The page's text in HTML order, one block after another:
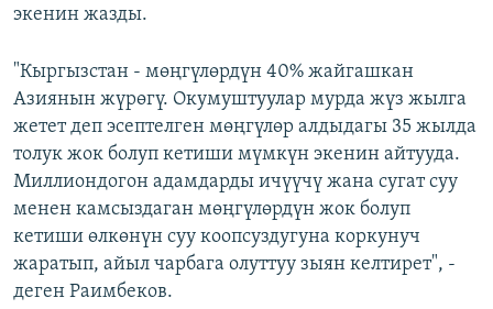
экенин жазды.
"Кыргызстан - мөңгүлөрдүн 40% жайгашкан
Азиянын жүрөгү. Окумуштуулар мурда жүз жылга
жетет деп эсептелген мөңгүлөр алдыдагы 35 жылда
толук жок болуп кетиши мүмкүн экенин айтууда.
Миллиондогон адамдарды ичүүчү жана сугат суу
менен камсыздаган мөңгүлөрдүн жок болуп
кетиши өлкөнүн суу коопсуздугуна коркунуч
жаратып, айыл чарбага олуттуу зыян келтирет", -
деген Раимбеков.